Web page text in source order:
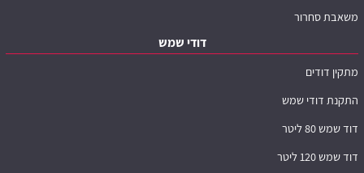
משאבת סחרור
דודי שמש
מתקין דודים
התקנת דודי שמש
דוד שמש 80 ליטר
דוד שמש 120 ליטר